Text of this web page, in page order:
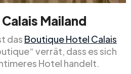
Mailand
das Boutique Hotel Calais
verrät, dass es sich
Hotel handelt.